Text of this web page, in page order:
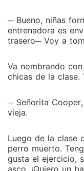
─ Bueno, niñas
entrenadora es
trasero─ Voy a
Va nombrando
chicas de la clase.
─ Señorita
vieja.
Luego de la clase
perro muerto.
gusta el ejercicio,
asco. ¡Quiero un